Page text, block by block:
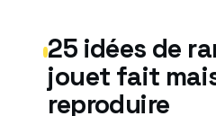
25 idées de
jouet fait
reproduire